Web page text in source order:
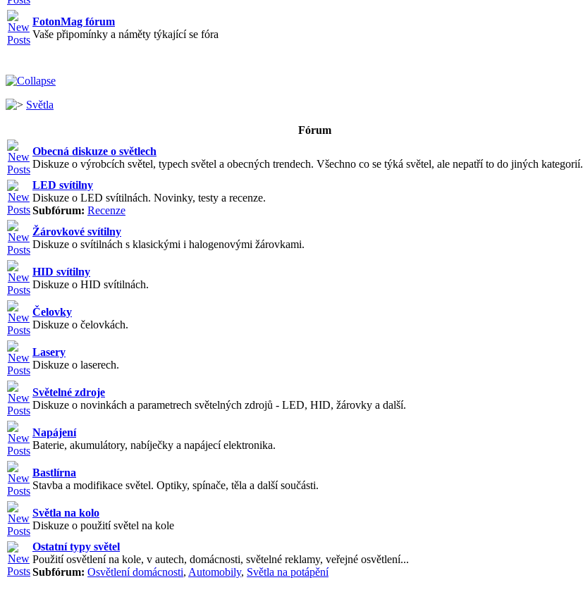
FotonMag fórum
Vaše připomínky a náměty týkající se fóra
Světla
Fórum
Obecná diskuze o světlech
Diskuze o výrobcích světel, typech světel a obecných trendech. Všechno co se týká světel, ale nepatří to do jiných kategorií.
LED svítilny
Diskuze o LED svítilnách. Novinky, testy a recenze.
Subfórum: Recenze
Žárovkové svítilny
Diskuze o svítilnách s klasickými i halogenovými žárovkami.
HID svítilny
Diskuze o HID svítilnách.
Čelovky
Diskuze o čelovkách.
Lasery
Diskuze o laserech.
Světelné zdroje
Diskuze o novinkách a parametrech světelných zdrojů - LED, HID, žárovky a další.
Napájení
Baterie, akumulátory, nabíječky a napájecí elektronika.
Bastlírna
Stavba a modifikace světel. Optiky, spínače, těla a další součásti.
Světla na kolo
Diskuze o použití světel na kole
Ostatní typy světel
Použití osvětlení na kole, v autech, domácnosti, světelné reklamy, veřejné osvětlení...
Subfórum: Osvětlení domácnosti, Automobily, Světla na potápění